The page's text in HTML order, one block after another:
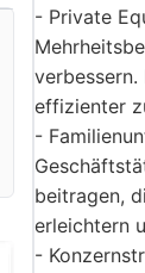
- Private
effizienter
-
beitragen,
erleichtern
-